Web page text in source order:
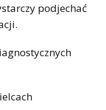
podjechać